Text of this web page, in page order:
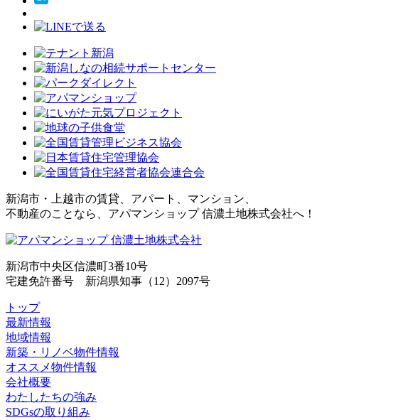
新潟市・上越市の賃貸、アパート、マンション、
不動産のことなら、アパマンショップ 信濃土地株式会社へ！
新潟市中央区信濃町3番10号
宅建免許番号 新潟県知事（12）2097号
トップ
最新情報
地域情報
新築・リノベ物件情報
オススメ物件情報
会社概要
わたしたちの強み
SDGsの取り組み